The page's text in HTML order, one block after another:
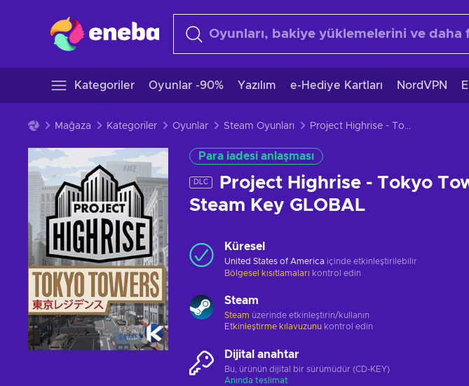
Kategoriler Oyunlar -90% Yazılım e-Hediye Kartları NordVPN
Mağaza Kategoriler Oyunlar Steam Oyunları Project Highrise - Tokyo Towers (DLC) Steam Key GLOBAL
Para iadesi anlaşması
DLC
Project Highrise - Tokyo
Steam Key GLOBAL
Küresel
United States of America içinde etkinleştirilebilir
Bölgesel kısıtlamaları kontrol edin
Steam
Steam üzerinde etkinleştirin/kullanın
Etkinleştirme kılavuzunu kontrol edin
Dijital anahtar
Bu, ürünün dijital bir sürümüdür (CD-KEY)
Anında teslimat